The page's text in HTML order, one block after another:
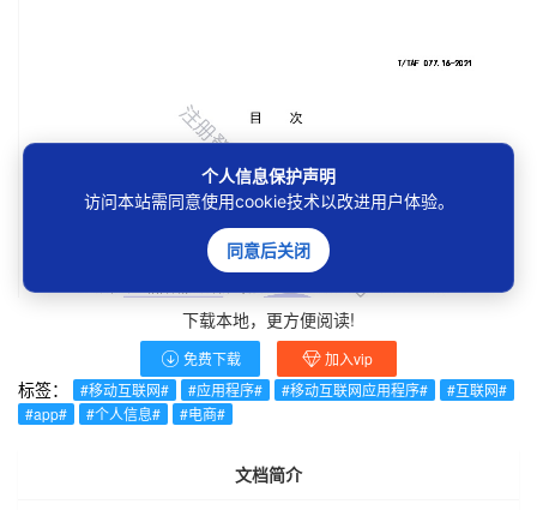
下载本地，更方便阅读!
免费下载 加入vip
标签： #移动互联网# #应用程序# #移动互联网应用程序#
#互联网#
#app#
#个人信息# #电商#
文档简介
个人信息保护声明
访问本站需同意使用cookie技术以改进用户体验。
同意后关闭